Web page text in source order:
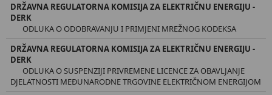
DRŽAVNA REGULATORNA KOMISIJA ZA ELEKTRIČNU ENERGIJU -
DERK
ODLUKA O ODOBRAVANJU I PRIMJENI MREŽNOG KODEKSA
DRŽAVNA REGULATORNA KOMISIJA ZA ELEKTRIČNU ENERGIJU -
DERK
ODLUKA O SUSPENZIJI PRIVREMENE LICENCE ZA OBAVLJANJE
DJELATNOSTI MEĐUNARODNE TRGOVINE ELEKTRIČNOM ENERGIJOM